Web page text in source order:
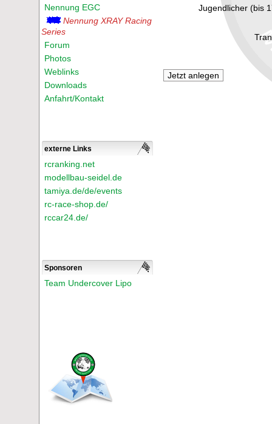
Nennung EGC
Nennung XRAY Racing
Series
Forum
Photos
Weblinks
Downloads
Anfahrt/Kontakt
externe Links
rcranking.net
modellbau-seidel.de
tamiya.de/de/events
rc-race-shop.de/
rccar24.de/
Sponsoren
Team Undercover Lipo
Jugendlicher (bis